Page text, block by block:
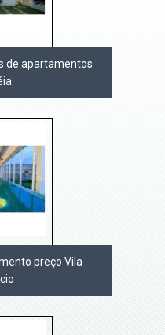
de apartamentos
preço Vila